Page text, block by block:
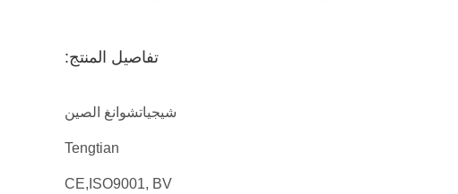
تفاصيل المنتج:
شيجياتشوانغ الصين
Tengtian
CE,ISO9001, BV